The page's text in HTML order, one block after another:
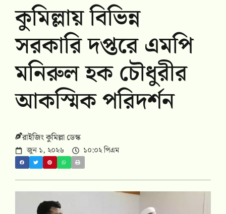
কুমিল্লায় বিভিন্ন
সরকারি দপ্তরে এমপি
মনিরুল হক চৌধুরীর
আকস্মিক পরিদর্শন
রাইজিং কুমিল্লা ডেস্ক
জুন ১, ২০২৬ ১০:০২ পিএম